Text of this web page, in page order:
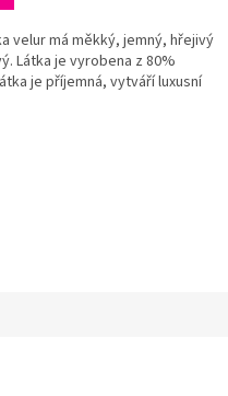
velur má měkký, jemný, hřejivý
Látka je vyrobena z 80%
je příjemná, vytváří luxusní